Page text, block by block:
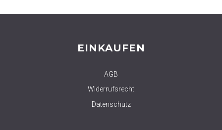
EINKAUFEN
AGB
Widerrufsrecht
Datenschutz